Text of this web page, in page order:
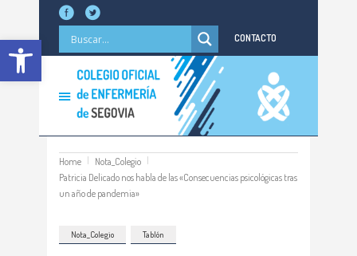
Abrir barra de herramientas CONTACTO
Home
Nota_Colegio
Patricia Delicado nos habla de las «Consecuencias psicológicas tras
un año de pandemia»
Nota_Colegio Tablón